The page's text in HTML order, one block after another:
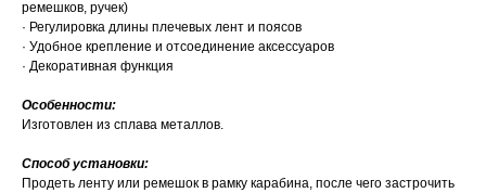
ремешков, ручек)
· Регулировка длины плечевых лент и поясов
· Удобное крепление и отсоединение аксессуаров
· Декоративная функция
Особенности:
Изготовлен из сплава металлов.
Способ установки:
Продеть ленту или ремешок в рамку карабина, после чего застрочить